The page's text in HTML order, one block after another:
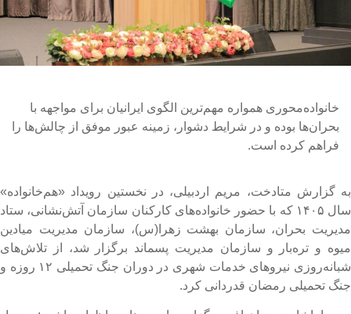
خانواده‌محوری همواره مهم‌ترین الگوی ایرانیان برای مواجهه با
بحران‌ها بوده و در شرایط دشوار، زمینه عبور موفق از چالش‌ها را
فراهم کرده است.
گزارش متادخت، مریم اردبیلی، در نخستین رویداد «هم‌خانواده»
سال ۱۴۰۵ که با حضور خانواده‌های کارکنان سازمان آتش‌نشانی، ستاد
بحران، سازمان بهشت زهرا(س)، سازمان مدیریت میادین
و تره‌بار و سازمان مدیریت پسماند برگزار شد، از تلاش‌های
شبانه‌روزی نیروهای خدمات شهری در دوران جنگ تحمیلی ۱۲ روزه و
تحمیلی رمضان قدردانی کرد.